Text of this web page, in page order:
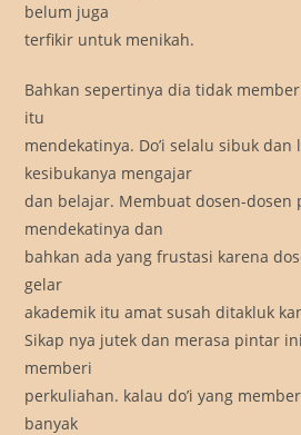
belum juga
terfikir untuk menikah.
Bahkan sepertinya dia tidak
itu
mendekatinya. Do’i selalu sibuk dan
kesibukanya mengajar
dan belajar. Membuat dosen-dosen
mendekatinya dan
bahkan ada yang frustasi karena
gelar
akademik itu amat susah ditakluk
Sikap nya jutek dan merasa pintar
memberi
perkuliahan. kalau do’i yang
banyak